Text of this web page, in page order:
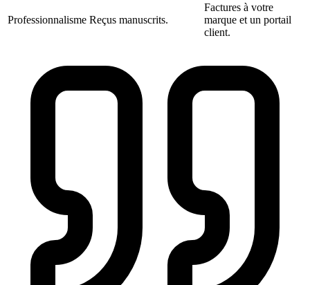
Professionnalisme Reçus manuscrits.
Factures à votre
marque et un portail
client.